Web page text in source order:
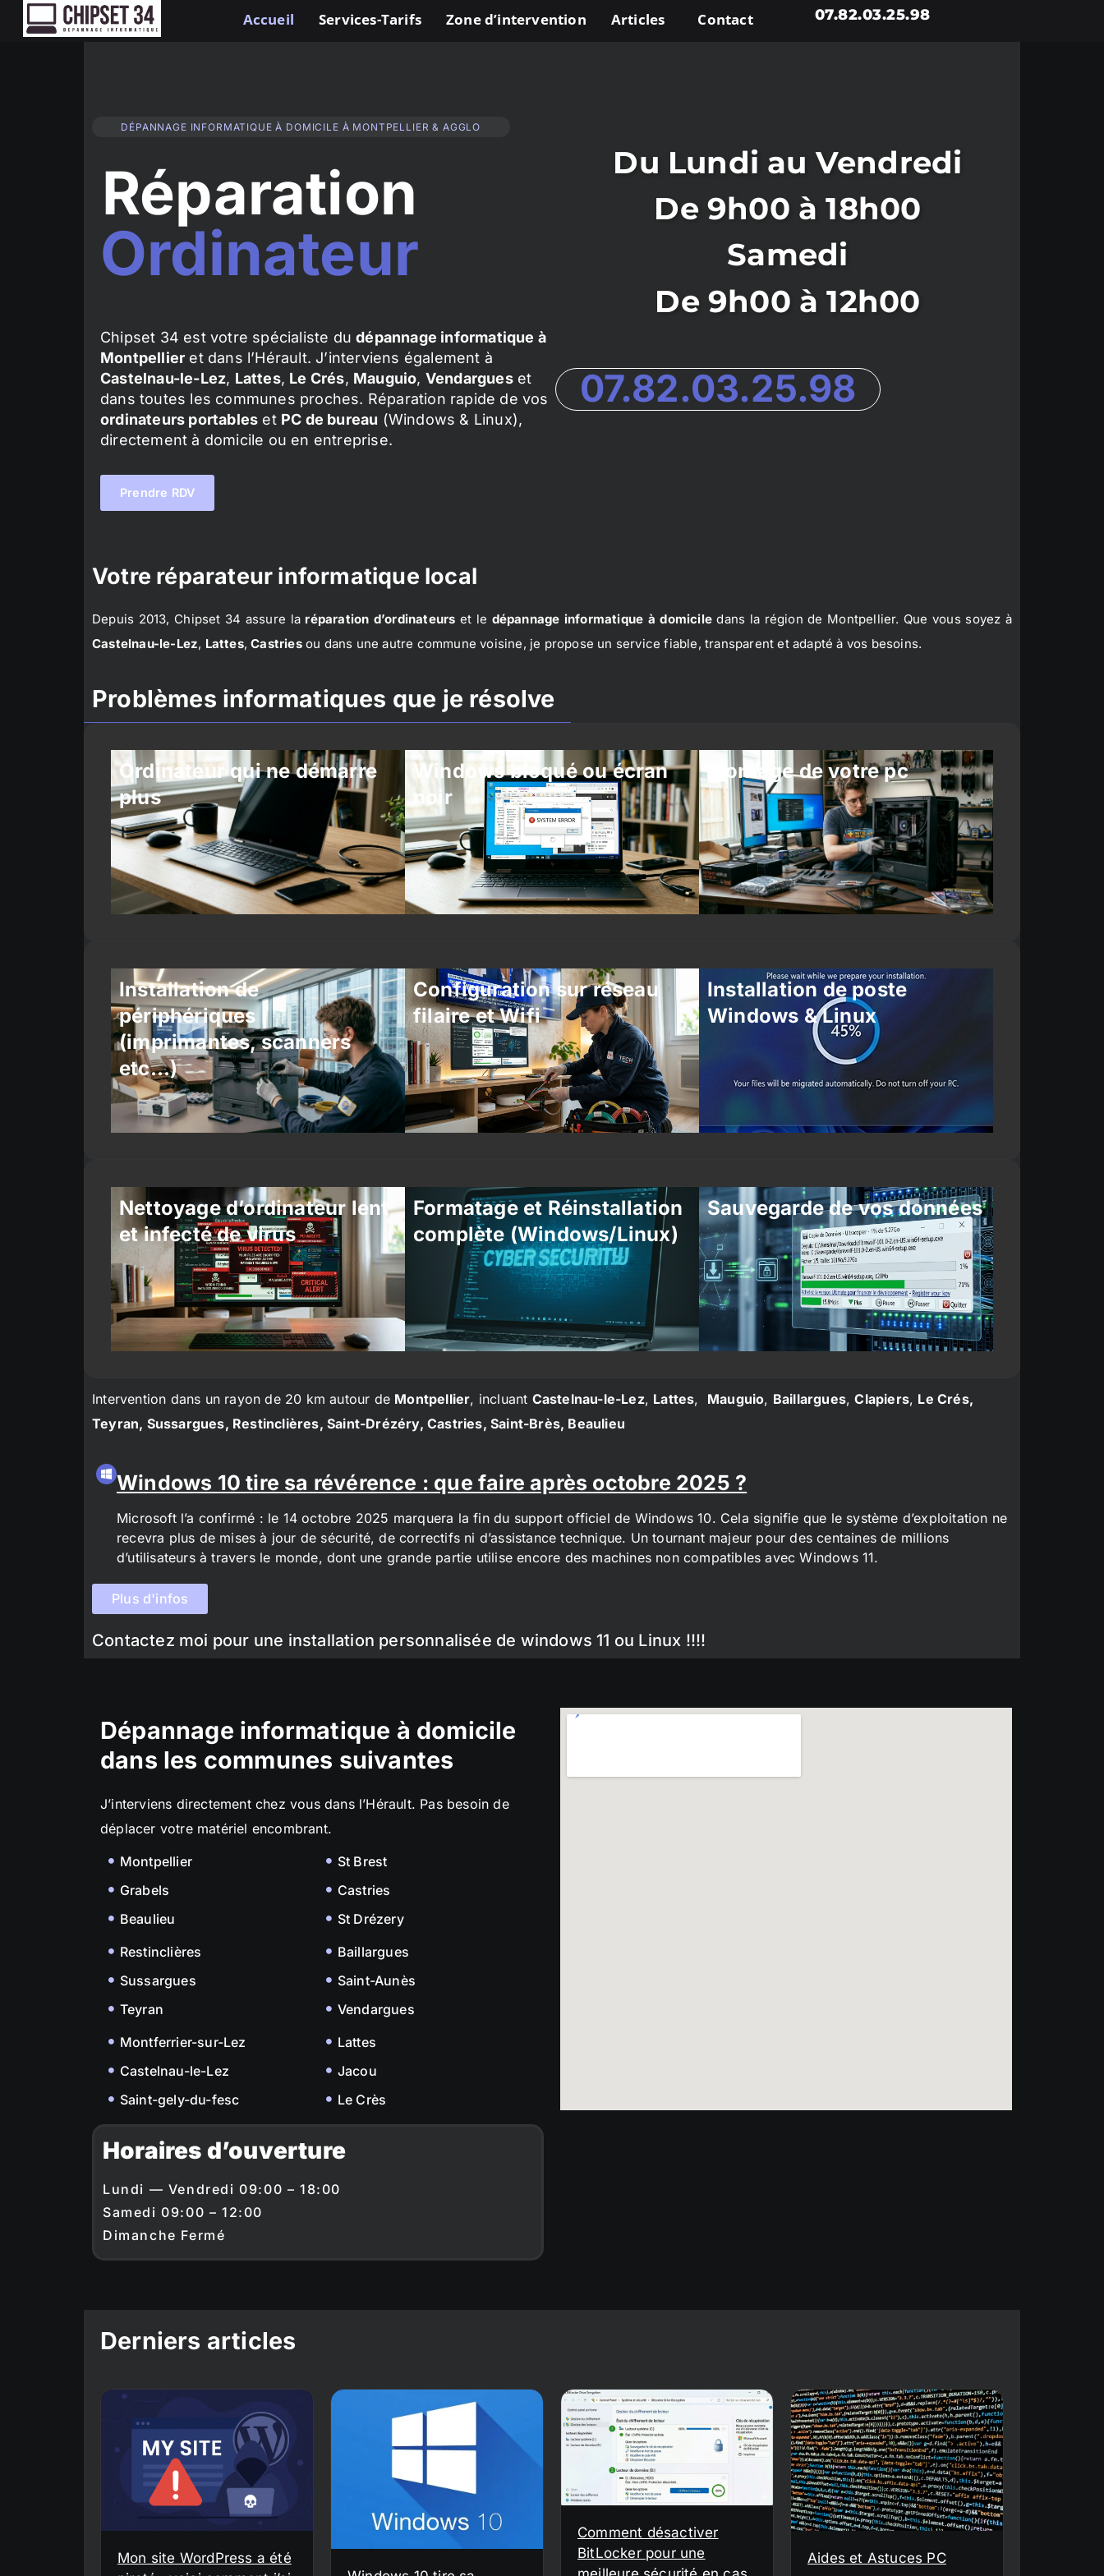
Accueil Services-Tarifs Zone d’intervention Articles Contact 07.82.03.25.98
DÉPANNAGE INFORMATIQUE À DOMICILE À MONTPELLIER & AGGLO
Réparation
Ordinateur
Chipset 34 est votre spécialiste dudépannage informatique à
Montpellier et dans l’Hérault. J’interviens également à
Castelnau-le-Lez, Lattes, Le Crés, Mauguio, Vendargueset
dans toutes les communes proches. Réparation rapide de vos
ordinateurs portables et PC de bureau (Windows & Linux),
directement à domicile ou en entreprise.
Prendre RDV
Du Lundi au Vendredi
De 9h00 à 18h00
Samedi
De 9h00 à 12h00
07.82.03.25.98
Votre réparateur informatique local
Depuis 2013, Chipset 34 assure la réparation d’ordinateurs et le dépannage informatique à domicile dans la région de Montpellier. Que vous soyez à
Castelnau-le-Lez, Lattes,Castriesou dans une autre commune voisine, je propose un service fiable, transparent et adapté à vos besoins.
Problèmes informatiques que je résolve
Ordinateur qui ne démarre
plus
Windows bloqué ou écran
noir
Montage de votre pc
Installation de
périphériques
(imprimantes, scanners
etc…)
Configuration sur réseau
filaire et Wifi
Installation de poste
Windows & Linux
Nettoyage d’ordinateur lent
et infecté de virus
Formatage et Réinstallation
complète (Windows/Linux)
Sauvegarde de vos données
Intervention dans un rayon de 20 km autour de Montpellier, incluant Castelnau-le-Lez, Lattes, Mauguio, Baillargues,Clapiers, Le Crés,
Teyran, Sussargues, Restinclières, Saint-Drézéry, Castries, Saint-Brès, Beaulieu
Windows 10 tire sa révérence : que faire après octobre 2025 ?
Microsoft l’a confirmé : le 14 octobre 2025 marquera la fin du support officiel de Windows 10. Cela signifie que le système d’exploitation ne
recevra plus de mises à jour de sécurité, de correctifs ni d’assistance technique. Un tournant majeur pour des centaines de millions
d’utilisateurs à travers le monde, dont une grande partie utilise encore des machines non compatibles avec Windows 11.
Plus d'infos
Contactez moi pour une installation personnalisée de windows 11 ou Linux !!!!
Dépannage informatique à domicile
dans les communes suivantes
J’interviens directement chez vous dans l’Hérault. Pas besoin de
déplacer votre matériel encombrant.
Montpellier
Grabels
Beaulieu
St Brest
Castries
St Drézery
Restinclières
Sussargues
Teyran
Baillargues
Saint-Aunès
Vendargues
Montferrier-sur-Lez
Castelnau-le-Lez
Saint-gely-du-fesc
Lattes
Jacou
Le Crès
Horaires d’ouverture
Lundi — Vendredi 09:00 – 18:00
Samedi 09:00 – 12:00
Dimanche Fermé
Derniers articles
Mon site WordPress a été
Comment désactiver
BitLocker pour une
Aides et Astuces PC